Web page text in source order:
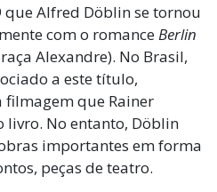
que Alfred Döblin se tornou
com o romanceBerlin
Alexandre). No Brasil,
a este título,
que Rainer
livro. No entanto, Döblin
importantes em forma
peças de teatro.